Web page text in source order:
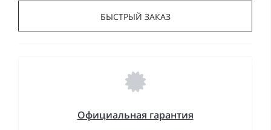
БЫСТРЫЙ ЗАКАЗ
Официальная гарантия